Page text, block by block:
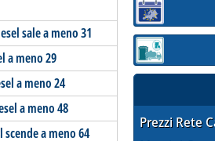
sale a meno 31
a meno 29
a meno 24
a meno 48
a meno 64
Sezione:
Sezione:
Prezzi Rete